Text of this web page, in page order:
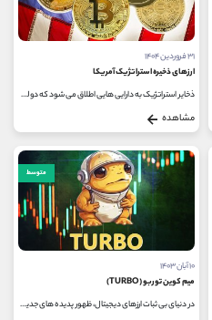
۳۱ فروردین ۱۴۰۴
ارزهای ذخیره استراتژیک آمریکا
ذخایر استراتژیک به دارایی هایی اطلاق می شود که دولت ها در مواقع اضطراری یا تنظیم بازار نگهداری می کنند. این ذخایر معمولاً شامل...
مشاهده
متوسط
۱۰ آبان ۱۴۰۳
میم کوین توربو (TURBO)
در دنیای بی ثبات ارزهای دیجیتال، ظهور پدیده های جدید همیشه جذاب و البته پرخطر است. یکی از این پدیده ها میم کوین توربو است که...